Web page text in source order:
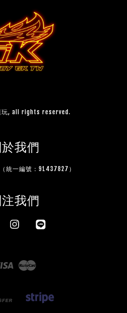
玩, all rights reserved.
我們
統一編號：91437827）
我們
Instagram
Visa